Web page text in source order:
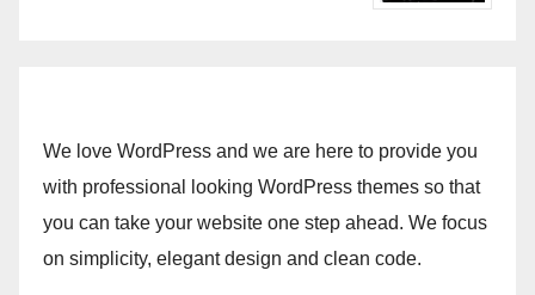
We love WordPress and we are here to provide you
with professional looking WordPress themes so that
you can take your website one step ahead. We focus
on simplicity, elegant design and clean code.